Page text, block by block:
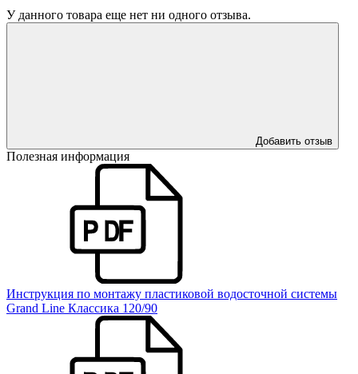
У данного товара еще нет ни одного отзыва.
Добавить отзыв
Полезная информация
Инструкция по монтажу пластиковой водосточной системы
Grand Line Классика 120/90